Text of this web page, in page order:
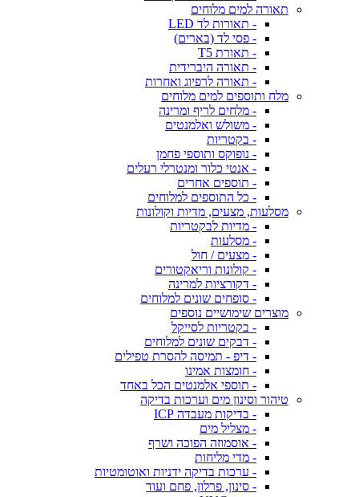
תאורה למים מלוחים
- תאורות לד LED
- פסי לד (בארים)
- תאורת T5
- תאורה היברידית
- תאורה לרפיוג ואחרות
מלח ותוספים למים מלוחים
- מלחים לריף ומרינה
- משולש ואלמנטים
- בקטריות
- נופוקס ותוספי פחמן
- אנטי כלור ומנטרלי רעלים
- תוספים אחרים
- כל התוספים למלוחים
מסלעות, מצעים, מדיות וקולונות
- מדיות לבקטריות
- מסלעות
- מצעים / חול
- קולונות וריאקטורים
- דקורציות למרינה
- סופחים שונים למלוחים
מוצרים שימושיים נוספים
- בקטריות לסייקל
- דבקים שונים למלוחים
- דיפ - תמיסה להסרת טפילים
- חומצות אמינו
- תוספי אלמנטים הכל באחד
טיהור וסינון מים וערכות בדיקה
- בדיקות מעבדה ICP
- מצליל מים
- אוסמוזה הפוכה ושרף
- מדי מליחות
- ערכות בדיקה ידניות ואוטומטיות
- סינון, פרלון, פחם ועוד